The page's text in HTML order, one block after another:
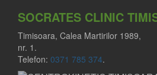
SOCRATES CLINIC
Timisoara, Calea Martirilor 1989,
nr. 1.
Telefon: 0371 785 374.